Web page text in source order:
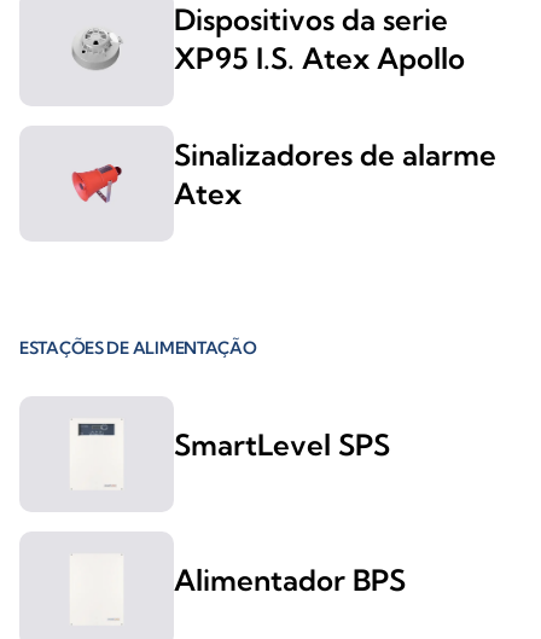
Dispositivos da serie
XP95 I.S. Atex Apollo
Sinalizadores de alarme
Atex
ESTAÇÕES DE ALIMENTAÇÃO
SmartLevel SPS
Alimentador BPS